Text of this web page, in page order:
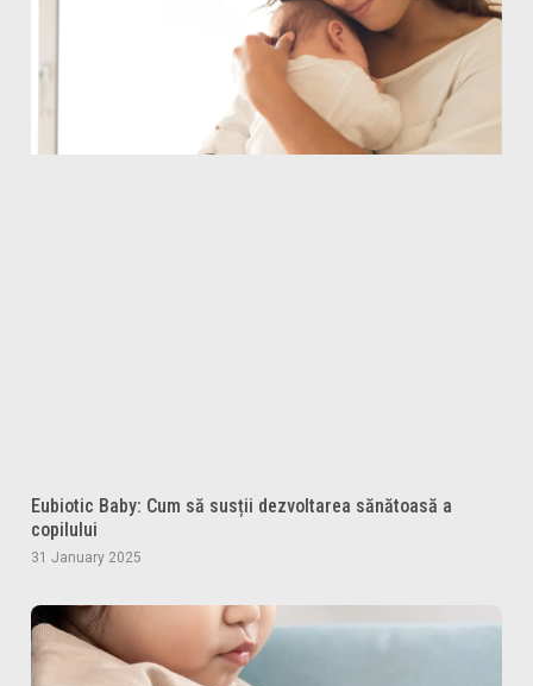
Eubiotic Baby: Cum să susții dezvoltarea sănătoasă a
copilului
31 January 2025